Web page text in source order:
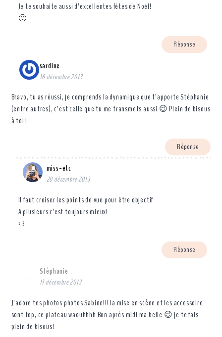
Je te souhaite aussi d’excellentes fêtes de Noël!
🙂
Réponse
sardine
16 décembre 2013
Bravo, tu as réussi, je comprends la dynamique que t’apporte Stéphanie
(entre autres), c’est celle que tu me transmets aussi 😉 Plein de bisous
à toi !
Réponse
miss-etc
20 décembre 2013
Il faut croiser les points de vue pour être objectif
A plusieurs c’est toujours mieux!
<3
Réponse
Stéphanie
17 décembre 2013
J’adore tes photos photos Sabine!!! la mise en scène et les accessoire
sont top, ce plateau waouhhhh Bon après midi ma belle 😉 je te fais
plein de bisous!